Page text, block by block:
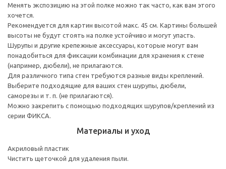
Менять экспозицию на этой полке можно так часто, как вам этого
хочется.
Рекомендуется для картин высотой макс. 45 см. Картины большей
высоты не будут стоять на полке устойчиво и могут упасть.
Шурупы и другие крепежные аксессуары, которые могут вам
понадобиться для фиксации комбинации для хранения к стене
(например, дюбели), не прилагаются.
Для различного типа стен требуются разные виды креплений.
Выберите подходящие для ваших стен шурупы, дюбели,
саморезы и т. п. (не прилагаются).
Можно закрепить с помощью подходящих шурупов/креплений из
серии ФИКСА.
Материалы и уход
Акриловый пластик
Чистить щеточкой для удаления пыли.